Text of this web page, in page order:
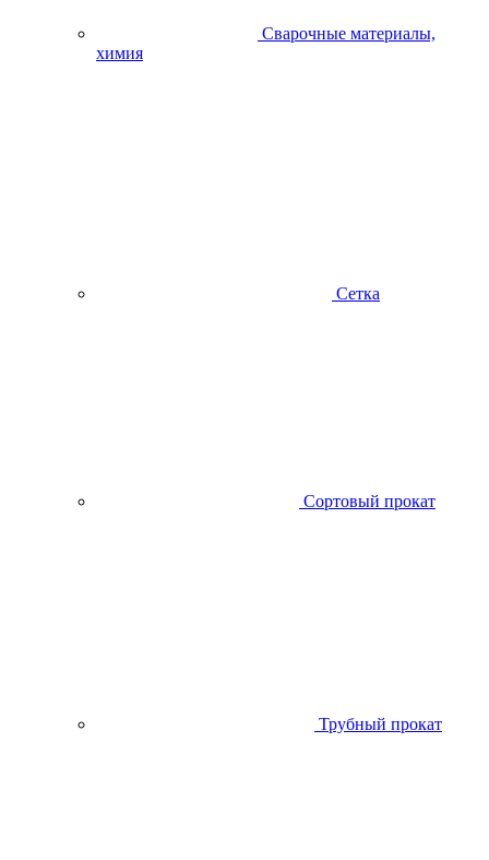
Сварочные материалы,
химия
Сетка
Сортовый прокат
Трубный прокат